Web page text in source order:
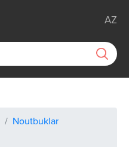
AZ
Noutbuklar